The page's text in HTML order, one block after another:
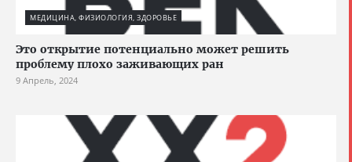
МЕДИЦИНА, ФИЗИОЛОГИЯ, ЗДОРОВЬЕ
Это открытие потенциально может решить
проблему плохо заживающих ран
9 Апрель, 2024